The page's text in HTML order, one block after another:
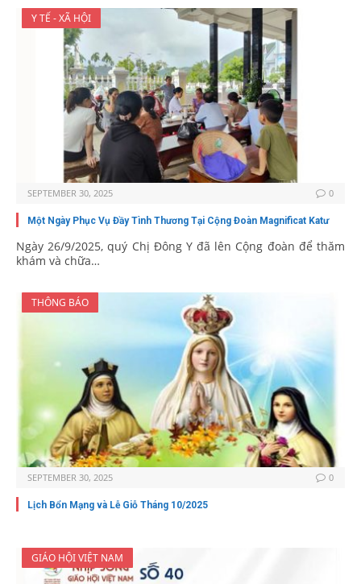
Y TẾ - XÃ HỘI
SEPTEMBER 30, 2025 0
Một Ngày Phục Vụ Đầy Tình Thương Tại Cộng Đoàn Magnificat Katư
Ngày 26/9/2025, quý Chị Đông Y đã lên Cộng đoàn để thăm
khám và chữa…
THÔNG BÁO
SEPTEMBER 30, 2025 0
Lịch Bổn Mạng và Lễ Giỗ Tháng 10/2025
GIÁO HỘI VIỆT NAM